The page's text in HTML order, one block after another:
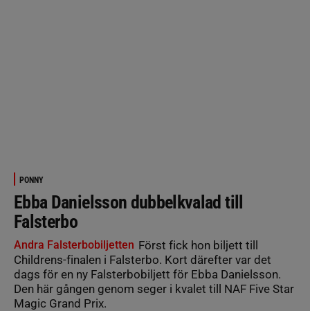
PONNY
Ebba Danielsson dubbelkvalad till
Falsterbo
Andra Falsterbobiljetten Först fick hon biljett till
Childrens-finalen i Falsterbo. Kort därefter var det
dags för en ny Falsterbobiljett för Ebba Danielsson.
Den här gången genom seger i kvalet till NAF Five Star
Magic Grand Prix.